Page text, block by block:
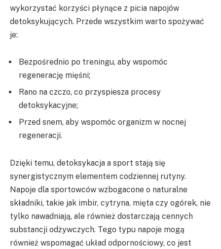
wykorzystać korzyści płynące z picia napojów
detoksykujących. Przede wszystkim warto spożywać
je:
Bezpośrednio po treningu, aby wspomóc
regenerację mięśni;
Rano na czczo, co przyspiesza procesy
detoksykacyjne;
Przed snem, aby wspomóc organizm w nocnej
regeneracji.
Dzięki temu, detoksykacja a sport stają się
synergistycznym elementem codziennej rutyny.
Napoje dla sportowców wzbogacone o naturalne
składniki, takie jak imbir, cytryna, mięta czy ogórek, nie
tylko nawadniają, ale również dostarczają cennych
substancji odżywczych. Tego typu napoje mogą
również wspomagać układ odpornościowy, co jest